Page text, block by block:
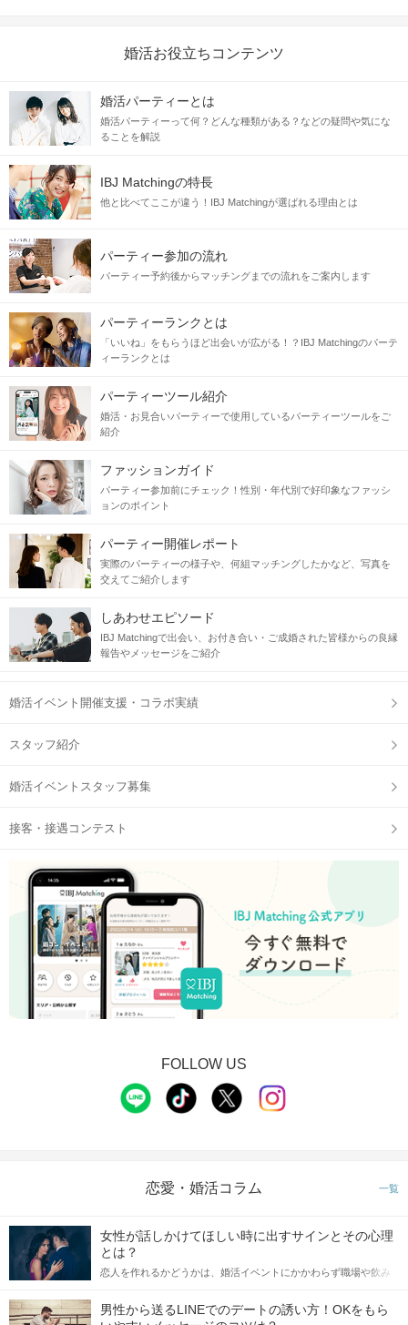
婚活お役立ちコンテンツ
婚活パーティーとは
婚活パーティーって何？どんな種類がある？などの疑問や気にな
ることを解説
IBJ Matchingの特長
他と比べてここが違う！IBJ Matchingが選ばれる理由とは
パーティー参加の流れ
パーティー予約後からマッチングまでの流れをご案内します
パーティーランクとは
「いいね」をもらうほど出会いが広がる！？IBJ Matchingのパーテ
ィーランクとは
パーティーツール紹介
婚活・お見合いパーティーで使用しているパーティーツールをご
紹介
ファッションガイド
パーティー参加前にチェック！性別・年代別で好印象なファッシ
ョンのポイント
パーティー開催レポート
実際のパーティーの様子や、何組マッチングしたかなど、写真を
交えてご紹介します
しあわせエピソード
IBJ Matchingで出会い、お付き合い・ご成婚された皆様からの良縁
報告やメッセージをご紹介
婚活イベント開催支援・コラボ実績
スタッフ紹介
婚活イベントスタッフ募集
接客・接遇コンテスト
FOLLOW US
恋愛・婚活コラム 一覧
女性が話しかけてほしい時に出すサインとその心理
とは？
恋人を作れるかどうかは、婚活イベントにかかわらず職場や飲み
てアプローチできるかにも左右されます。 これから恋人作りを本
格的に始めようとしている方は、女性が異性を求めて出すサイン
男性から送るLINEでのデートの誘い方！OKをもら